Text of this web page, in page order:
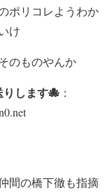
ポリコレようわか
け
のものやんか
します🐙 ：
間の橋下徹も指摘